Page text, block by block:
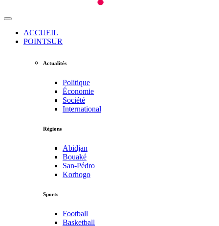
ACCUEIL
POINTSUR
Actualités
Politique
Économie
Société
International
Régions
Abidjan
Bouaké
San-Pédro
Korhogo
Sports
Football
Basketball